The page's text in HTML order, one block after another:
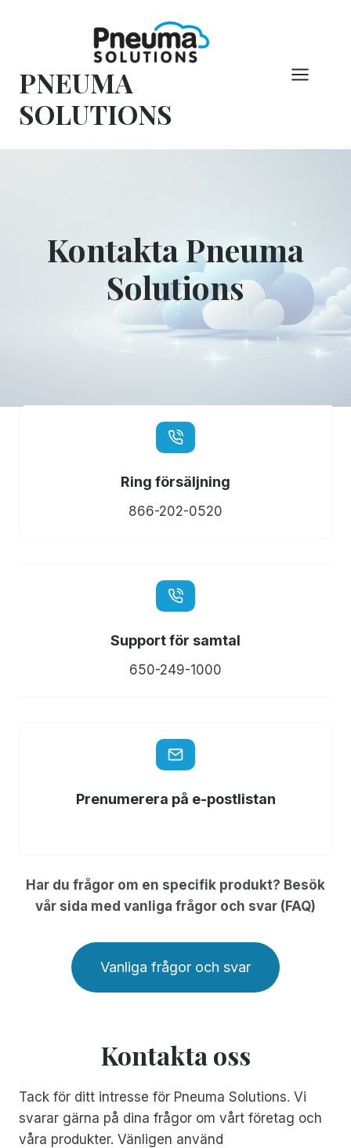
PNEUMA
SOLUTIONS
Kontakta Pneuma
Solutions
Ring försäljning
866-202-0520
Support för samtal
650-249-1000
Prenumerera på e-postlistan
Har du frågor om en specifik produkt? Besök
vår sida med vanliga frågor och svar (FAQ)
Vanliga frågor och svar
Kontakta oss
Tack för ditt intresse för Pneuma Solutions. Vi
svarar gärna på dina frågor om vårt företag och
våra produkter. Vänligen använd